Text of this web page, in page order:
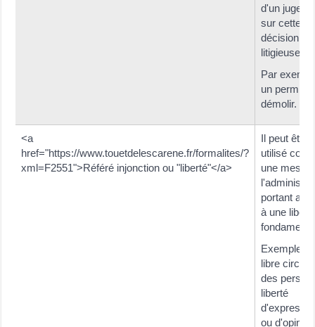
d'un
sur cette
décision
litigieuse.
Par
un permis
démolir.
<a
href="https://www.touetdelescarene.fr/formalites/?
xml=F2551">Référé injonction ou "liberté"</a>
Il peut être
utilisé
une
portant
à une
Exemples :
libre
des
liberté
ou